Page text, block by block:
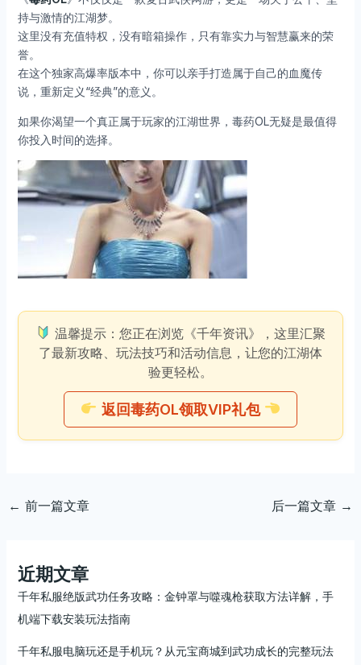
持与激情的江湖梦。
这里没有充值特权，没有暗箱操作，只有靠实力与智慧赢来的荣
誉。
在这个独家高爆率版本中，你可以亲手打造属于自己的血魔传
说，重新定义“经典”的意义。
如果你渴望一个真正属于玩家的江湖世界，毒药OL无疑是最值得
你投入时间的选择。
温馨提示：您正在浏览《千年资讯》，这里汇聚
了最新攻略、玩法技巧和活动信息，让您的江湖体
验更轻松。
返回毒药OL领取VIP礼包
← 前一篇文章 后一篇文章 →
近期文章
千年私服绝版武功任务攻略：金钟罩与噬魂枪获取方法详解，手
机端下载安装玩法指南
千年私服电脑玩还是手机玩？从元宝商城到武功成长的完整玩法